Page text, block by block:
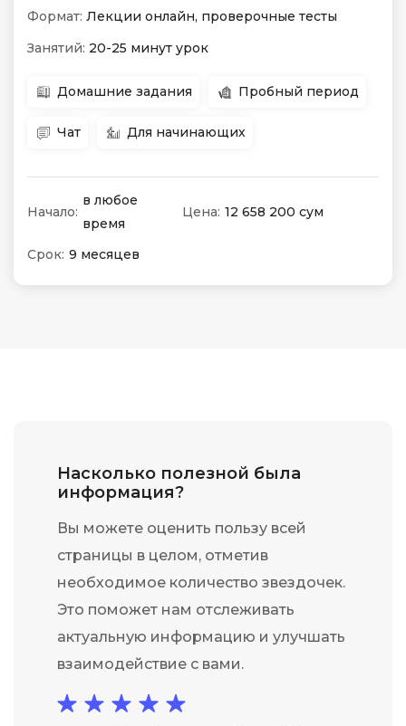
Формат: Лекции онлайн, проверочные тесты
Занятий: 20-25 минут урок
Домашние задания Пробный период
Чат Для начинающих
Начало:
в любое
время
Цена: 12 658 200 сум
Срок: 9 месяцев
Насколько полезной была
информация?
Вы можете оценить пользу всей
страницы в целом, отметив
необходимое количество звездочек.
Это поможет нам отслеживать
актуальную информацию и улучшать
взаимодействие с вами.